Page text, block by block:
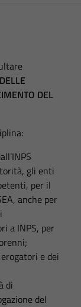
DEL
gli enti
per il
anche per
a INPS, per
e dei
di
del